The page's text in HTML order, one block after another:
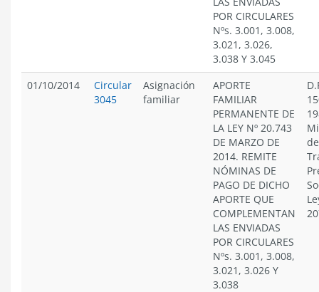
POR CIRCULARES
Nºs. 3.001, 3.008,
3.021, 3.026,
3.038 Y 3.045
01/10/2014
Circular
3045
Asignación
familiar
APORTE
FAMILIAR
PERMANENTE DE
LA LEY Nº 20.743
DE MARZO DE
2014. REMITE
NÓMINAS DE
PAGO DE DICHO
APORTE QUE
COMPLEMENTAN
LAS ENVIADAS
POR CIRCULARES
Nºs. 3.001, 3.008,
3.021, 3.026 Y
3.038